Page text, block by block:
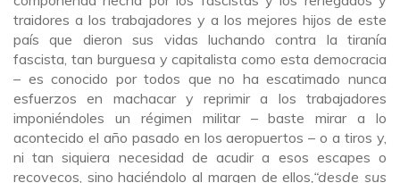
traidores a los trabajadores y a los mejores hijos de este
país que dieron sus vidas luchando contra la tiranía
fascista, tan burguesa y capitalista como esta democracia
– es conocido por todos que no ha escatimado nunca
esfuerzos en machacar y reprimir a los trabajadores
imponiéndoles un régimen militar – baste mirar a lo
acontecido el año pasado en los aeropuertos – o a tiros y,
ni tan siquiera necesidad de acudir a esos escapes o
recovecos, sino haciéndolo al margen de ellos ,“desde sus